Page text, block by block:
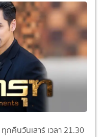
ทุกคืนวันเสาร์ เวลา 21.30